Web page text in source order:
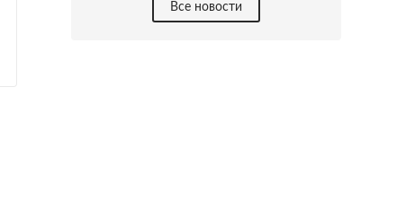
Все новости